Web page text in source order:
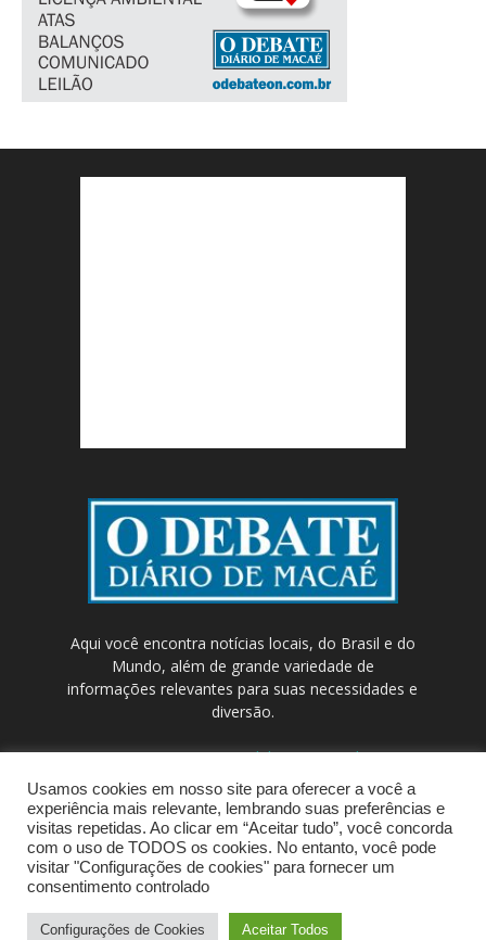
Aqui você encontra notícias locais, do Brasil e do
Mundo, além de grande variedade de
informações relevantes para suas necessidades e
diversão.
Contato:contato@odebateon.com.br /
comercia@odebateon.com.br
Usamos cookies em nosso site para oferecer a você a
experiência mais relevante, lembrando suas preferências e
visitas repetidas. Ao clicar em “Aceitar tudo”, você concorda
com o uso de TODOS os cookies. No entanto, você pode
visitar "Configurações de cookies" para fornecer um
consentimento controlado
Configurações de Cookies Aceitar Todos